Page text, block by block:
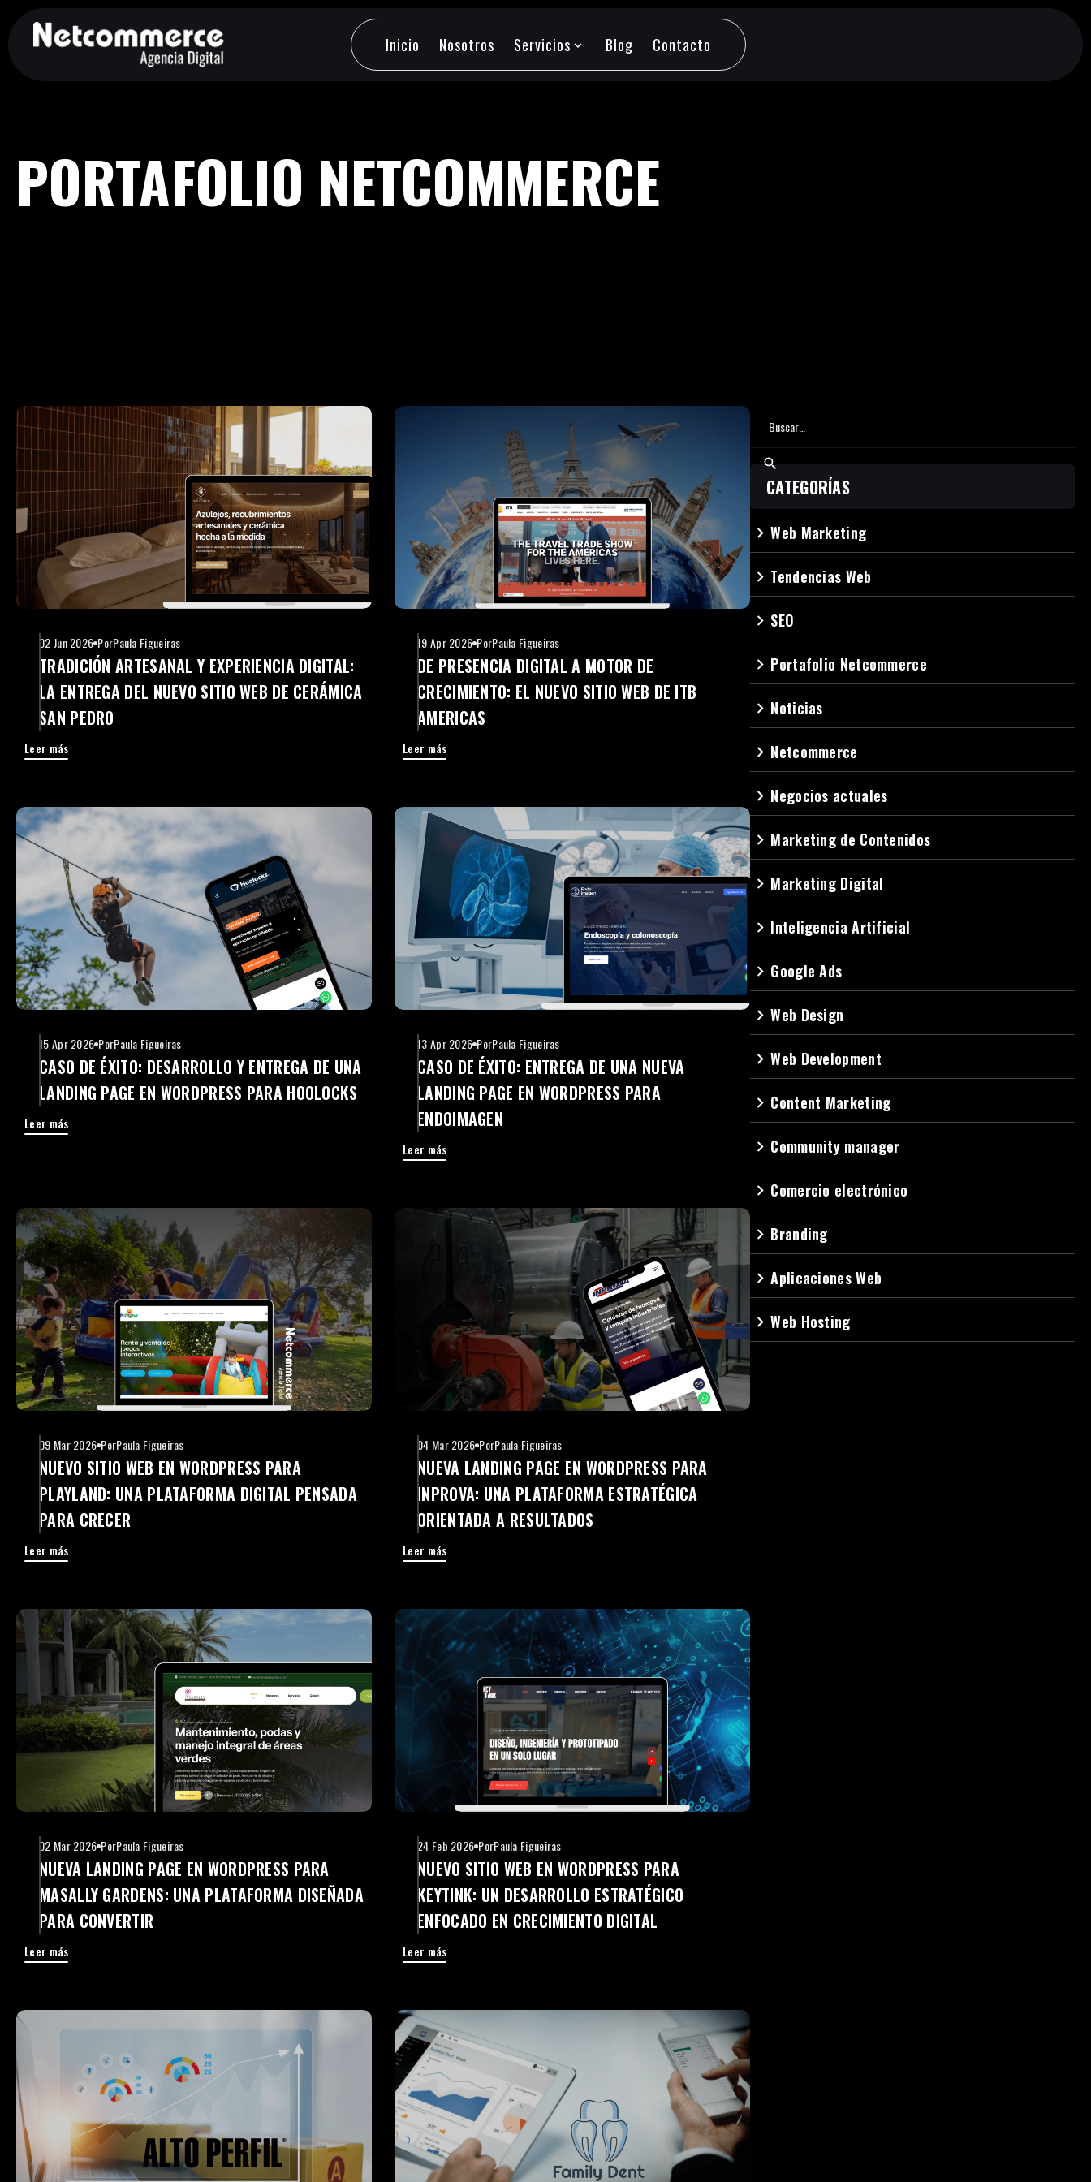
Inicio
Nosotros
Servicios expand_more
Blog
Contacto
PORTAFOLIO NETCOMMERCE
02 Jun 2026 PorPaula Figueiras
TRADICIÓN ARTESANAL Y EXPERIENCIA DIGITAL:
LA ENTREGA DEL NUEVO SITIO WEB DE CERÁMICA
SAN PEDRO
Leer más
19 Apr 2026 PorPaula Figueiras
DE PRESENCIA DIGITAL A MOTOR DE
CRECIMIENTO: EL NUEVO SITIO WEB DE ITB
AMERICAS
Leer más
15 Apr 2026 PorPaula Figueiras
CASO DE ÉXITO: DESARROLLO Y ENTREGA DE UNA
LANDING PAGE EN WORDPRESS PARA HOOLOCKS
Leer más
13 Apr 2026 PorPaula Figueiras
CASO DE ÉXITO: ENTREGA DE UNA NUEVA
LANDING PAGE EN WORDPRESS PARA
ENDOIMAGEN
Leer más
09 Mar 2026 PorPaula Figueiras
NUEVO SITIO WEB EN WORDPRESS PARA
PLAYLAND: UNA PLATAFORMA DIGITAL PENSADA
PARA CRECER
Leer más
04 Mar 2026 PorPaula Figueiras
NUEVA LANDING PAGE EN WORDPRESS PARA
INPROVA: UNA PLATAFORMA ESTRATÉGICA
ORIENTADA A RESULTADOS
Leer más
02 Mar 2026 PorPaula Figueiras
NUEVA LANDING PAGE EN WORDPRESS PARA
MASALLY GARDENS: UNA PLATAFORMA DISEÑADA
PARA CONVERTIR
Leer más
24 Feb 2026 PorPaula Figueiras
NUEVO SITIO WEB EN WORDPRESS PARA
KEYTINK: UN DESARROLLO ESTRATÉGICO
ENFOCADO EN CRECIMIENTO DIGITAL
Leer más
CATEGORÍAS
navigate_nextWeb Marketing
navigate_next Tendencias Web
navigate_next SEO
navigate_next Portafolio Netcommerce
navigate_next Noticias
navigate_next Netcommerce
navigate_next Negocios actuales
navigate_next Marketing de Contenidos
navigate_next Marketing Digital
navigate_next Inteligencia Artificial
navigate_next Google Ads
navigate_nextWeb Design
navigate_nextWeb Development
navigate_next Content Marketing
navigate_next Community manager
navigate_next Comercio electrónico
navigate_next Branding
navigate_nextAplicaciones Web
navigate_nextWeb Hosting